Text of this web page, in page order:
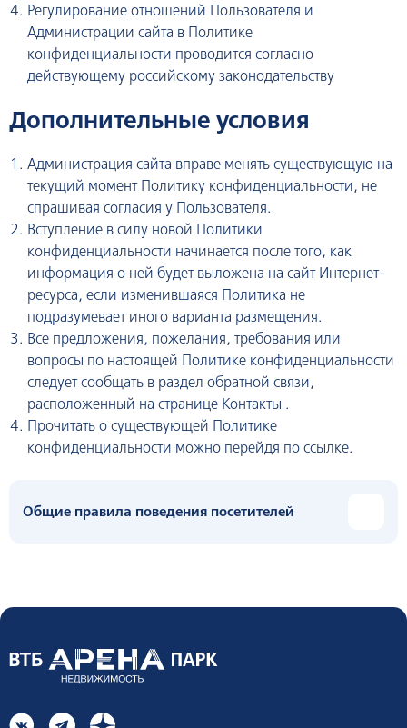
Регулирование отношений Пользователя и
Администрации сайта в Политике
конфиденциальности проводится согласно
действующему российскому законодательству
Дополнительные условия
Администрация сайта вправе менять существующую на
текущий момент Политику конфиденциальности, не
спрашивая согласия у Пользователя.
Вступление в силу новой Политики
конфиденциальности начинается после того, как
информация о ней будет выложена на сайт Интернет-
ресурса, если изменившаяся Политика не
подразумевает иного варианта размещения.
Все предложения, пожелания, требования или
вопросы по настоящей Политике конфиденциальности
следует сообщать в раздел обратной связи,
расположенный на странице Контакты .
Прочитать о существующей Политике
конфиденциальности можно перейдя по ссылке.
Общие правила поведения посетителей